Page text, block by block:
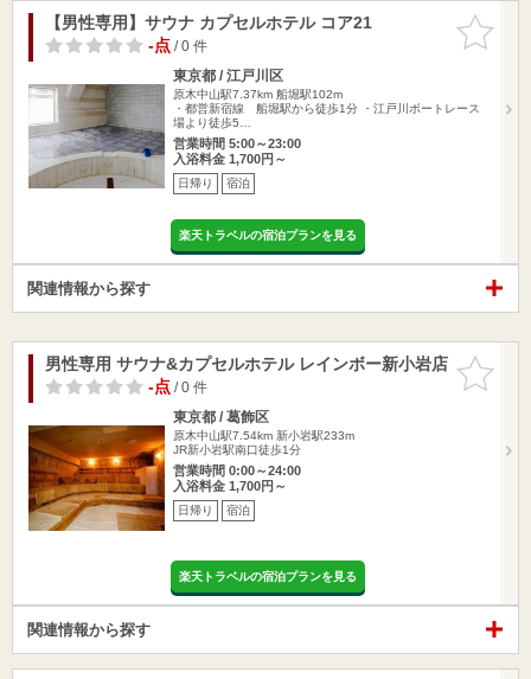
お気に入
りに追加
【男性専用】サウナ カプセルホテル コア21
-点/ 0 件
東京都 / 江戸川区
原木中山駅7.37km 船堀駅102m
・都営新宿線 船堀駅から徒歩1分 ・江戸川ボートレース
場より徒歩5…
営業時間 5:00～23:00
入浴料金 1,700円～
日帰り 宿泊
楽天トラベルの宿泊プランを見る
関連情報から探す
お気に入
りに追加
男性専用 サウナ&カプセルホテル レインボー新小岩店
-点/ 0 件
東京都 / 葛飾区
原木中山駅7.54km 新小岩駅233m
JR新小岩駅南口徒歩1分
営業時間 0:00～24:00
入浴料金 1,700円～
日帰り 宿泊
楽天トラベルの宿泊プランを見る
関連情報から探す